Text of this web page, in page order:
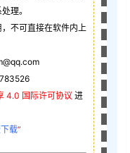
理。
不可直接在软件内上
4.0 国际许可协议 进
载”